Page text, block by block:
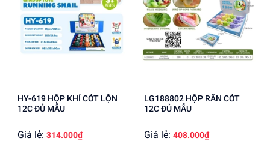
HY-619 HỘP KHỈ CÓT LỘN
12C ĐỦ MẪU
Giá lẻ: 314.000₫
LG188802 HỘP RẮN CÓT
12C ĐỦ MẪU
Giá lẻ: 408.000₫